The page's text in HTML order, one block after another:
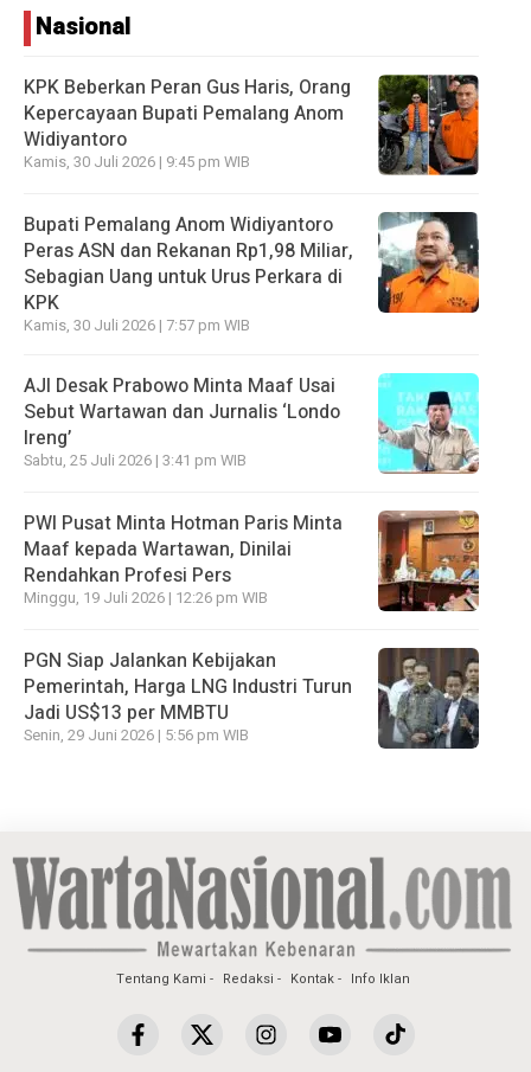
Nasional
KPK Beberkan Peran Gus Haris, Orang
Kepercayaan Bupati Pemalang Anom
Widiyantoro
Kamis, 30 Juli 2026 | 9:45 pm WIB
Bupati Pemalang Anom Widiyantoro
Peras ASN dan Rekanan Rp1,98 Miliar,
Sebagian Uang untuk Urus Perkara di
KPK
Kamis, 30 Juli 2026 | 7:57 pm WIB
AJI Desak Prabowo Minta Maaf Usai
Sebut Wartawan dan Jurnalis ‘Londo
Ireng’
Sabtu, 25 Juli 2026 | 3:41 pm WIB
PWI Pusat Minta Hotman Paris Minta
Maaf kepada Wartawan, Dinilai
Rendahkan Profesi Pers
Minggu, 19 Juli 2026 | 12:26 pm WIB
PGN Siap Jalankan Kebijakan
Pemerintah, Harga LNG Industri Turun
Jadi US$13 per MMBTU
Senin, 29 Juni 2026 | 5:56 pm WIB
Tentang Kami Redaksi Kontak Info Iklan